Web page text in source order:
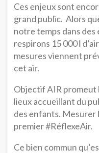
Ces enjeux sont
grand public. Alors
notre temps dans des
respirons 15 000 l
mesures viennent
cet air.
Objectif AIR promeut
lieux accueillant du
des enfants. Mesurer
premier #RéflexeAir.
Ce bien commun